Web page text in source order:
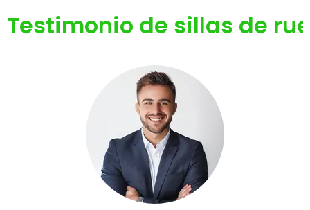
Testimonio de sillas de